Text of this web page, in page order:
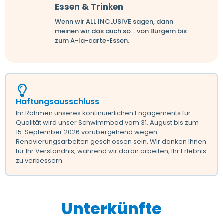
Essen & Trinken
Wenn wir ALL INCLUSIVE sagen, dann
meinen wir das auch so... von Burgern bis
zum A-la-carte-Essen.
Haftungsausschluss
Im Rahmen unseres kontinuierlichen Engagements für
Qualität wird unser Schwimmbad vom 31. August bis zum
15. September 2026 vorübergehend wegen
Renovierungsarbeiten geschlossen sein. Wir danken Ihnen
für Ihr Verständnis, während wir daran arbeiten, Ihr Erlebnis
zu verbessern.
Unterkünfte